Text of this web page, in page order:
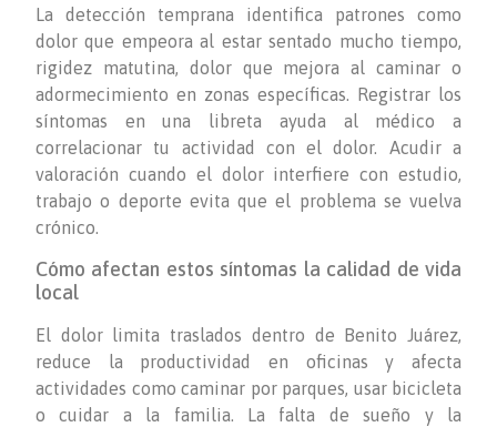
La detección temprana identifica patrones como
dolor que empeora al estar sentado mucho tiempo,
rigidez matutina, dolor que mejora al caminar o
adormecimiento en zonas específicas. Registrar los
síntomas en una libreta ayuda al médico a
correlacionar tu actividad con el dolor. Acudir a
valoración cuando el dolor interfiere con estudio,
trabajo o deporte evita que el problema se vuelva
crónico.
Cómo afectan estos síntomas la calidad de vida
local
El dolor limita traslados dentro de Benito Juárez,
reduce la productividad en oficinas y afecta
actividades como caminar por parques, usar bicicleta
o cuidar a la familia. La falta de sueño y la